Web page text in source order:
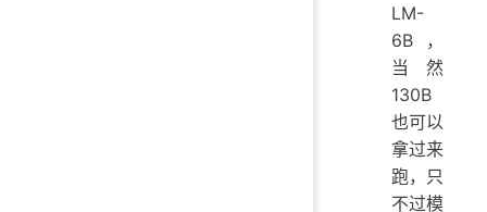
LM-
6B，
当然
130B
也可以
拿过来
跑，只
不过模